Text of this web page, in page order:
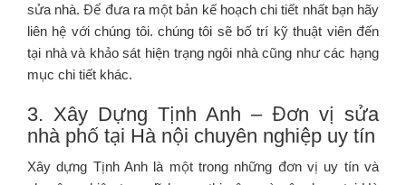
sửa nhà. Để đưa ra một bản kế hoạch chi tiết nhất bạn hãy
liên hệ với chúng tôi. chúng tôi sẽ bố trí kỹ thuật viên đến
tại nhà và khảo sát hiện trạng ngôi nhà cũng như các hạng
mục chi tiết khác.
3. Xây Dựng Tịnh Anh – Đơn vị sửa
nhà phố tại Hà nội chuyên nghiệp uy tín
Xây dựng Tịnh Anh là một trong những đơn vị uy tín và